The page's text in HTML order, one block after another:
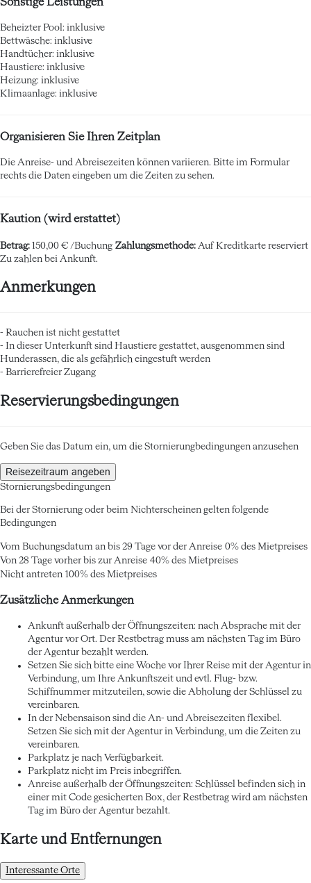
Beheizter Pool: inklusive
Bettwäsche: inklusive
Handtücher: inklusive
Haustiere: inklusive
Heizung: inklusive
Klimaanlage: inklusive
Organisieren Sie Ihren Zeitplan
Die Anreise- und Abreisezeiten können variieren. Bitte im Formular
rechts die Daten eingeben um die Zeiten zu sehen.
Kaution (wird erstattet)
Betrag: 150,00 € /Buchung Zahlungsmethode: Auf Kreditkarte reserviert
Zu zahlen bei Ankunft.
Anmerkungen
- Rauchen ist nicht gestattet
- In dieser Unterkunft sind Haustiere gestattet, ausgenommen sind
Hunderassen, die als gefährlich eingestuft werden
- Barrierefreier Zugang
Reservierungsbedingungen
Geben Sie das Datum ein, um die Stornierungbedingungen anzusehen
Reisezeitraum angeben
Stornierungsbedingungen
Bei der Stornierung oder beim Nichterscheinen gelten folgende
Bedingungen
Vom Buchungsdatum an bis 29 Tage vor der Anreise 0% des Mietpreises
Von 28 Tage vorher bis zur Anreise 40% des Mietpreises
Nicht antreten 100% des Mietpreises
Zusätzliche Anmerkungen
Ankunft außerhalb der Öffnungszeiten: nach Absprache mit der
Agentur vor Ort. Der Restbetrag muss am nächsten Tag im Büro
der Agentur bezahlt werden.
Setzen Sie sich bitte eine Woche vor Ihrer Reise mit der Agentur in
Verbindung, um Ihre Ankunftszeit und evtl. Flug- bzw.
Schiffnummer mitzuteilen, sowie die Abholung der Schlüssel zu
vereinbaren.
In der Nebensaison sind die An- und Abreisezeiten flexibel.
Setzen Sie sich mit der Agentur in Verbindung, um die Zeiten zu
vereinbaren.
Parkplatz je nach Verfügbarkeit.
Parkplatz nicht im Preis inbegriffen.
Anreise außerhalb der Öffnungszeiten: Schlüssel befinden sich in
einer mit Code gesicherten Box, der Restbetrag wird am nächsten
Tag im Büro der Agentur bezahlt.
Karte und Entfernungen
Interessante Orte